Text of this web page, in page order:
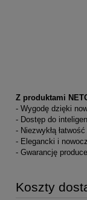
Z produktami
- Wygodę dzięki
- Dostęp do
- Niezwykłą
- Elegancki i
- Gwarancję
Koszty
Cena nie